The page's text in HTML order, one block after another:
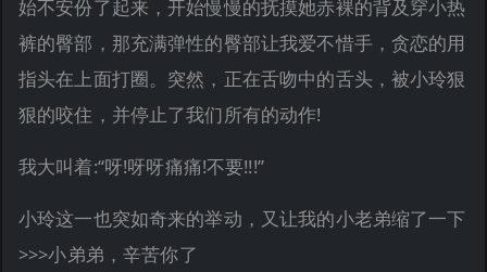
始不安份了起来，开始慢慢的抚摸她赤裸的背及穿小热
裤的臀部，那充满弹性的臀部让我爱不惜手，贪恋的用
指头在上面打圈。突然，正在舌吻中的舌头，被小玲狠
狠的咬住，并停止了我们所有的动作!
我大叫着:“呀!呀呀痛痛!不要!!!”
小玲这一也突如奇来的举动，又让我的小老弟缩了一下
>>>小弟弟，辛苦你了